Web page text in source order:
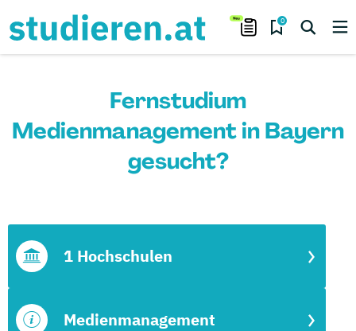
0
Fernstudium
Medienmanagement in Bayern
gesucht?
Medienmanagement
1 Hochschulen